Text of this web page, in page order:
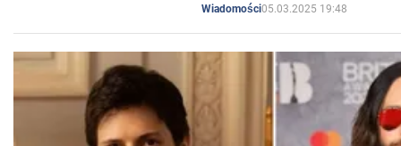
Wiadomości05.03.2025 19:48